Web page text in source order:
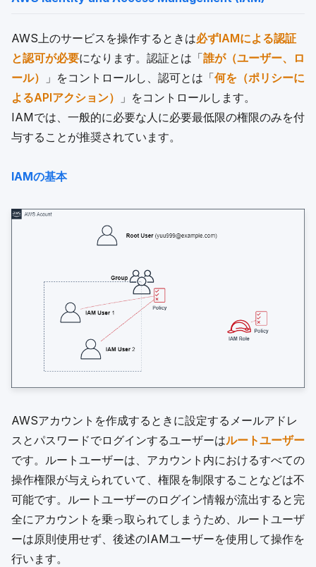
AWS上のサービスを操作するときは必ずIAMによる認証
と認可が必要になります。認証とは「誰が（ユーザー、ロ
ール）
」をコントロールし、認可とは「何を（ポリシーに
よるAPIアクション）
」をコントロールします。
IAMでは、一般的に必要な人に必要最低限の権限のみを付
与することが推奨されています。
IAMの基本
AWSアカウントを作成するときに設定するメールアドレ
スとパスワードでログインするユーザーはルートユーザー
です。ルートユーザーは、アカウント内におけるすべての
操作権限が与えられていて、権限を制限することなどは不
可能です。ルートユーザーのログイン情報が流出すると完
全にアカウントを乗っ取られてしまうため、ルートユーザ
ーは原則使用せず、後述のIAMユーザーを使用して操作を
行います。